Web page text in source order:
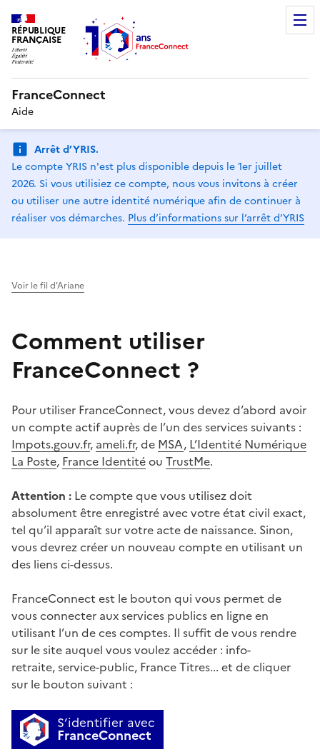
RÉPUBLIQUE
FRANÇAISE
FranceConnect
Aide
Arrêt d’YRIS.
Le compte YRIS n'est plus disponible depuis le 1er juillet
2026. Si vous utilisiez ce compte, nous vous invitons à créer
ou utiliser une autre identité numérique afin de continuer à
réaliser vos démarches. Plus d’informations sur l’arrêt d’YRIS
Voir le fil d'Ariane
Comment utiliser
FranceConnect ?
Pour utiliser FranceConnect, vous devez d’abord avoir
un compte actif auprès de l’un des services suivants :
Impots.gouv.fr, ameli.fr, de MSA, L’Identité Numérique
La Poste, France Identitéou TrustMe.
Attention : Le compte que vous utilisez doit
absolument être enregistré avec votre état civil exact,
tel qu’il apparaît sur votre acte de naissance. Sinon,
vous devrez créer un nouveau compte en utilisant un
des liens ci-dessus.
FranceConnect est le bouton qui vous permet de
vous connecter aux services publics en ligne en
utilisant l’un de ces comptes. Il suffit de vous rendre
sur le site auquel vous voulez accéder : info-
retraite, service-public, France Titres... et de cliquer
sur le bouton suivant :
S’identifier avec
FranceConnect